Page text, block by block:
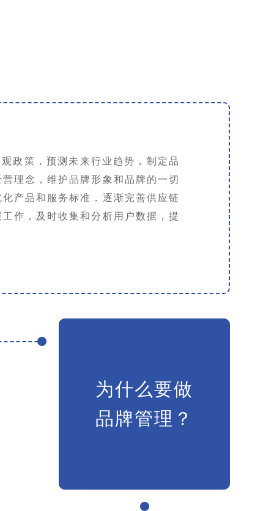
政策，预测未来行业趋势，制定品
理念，维护品牌形象和品牌的一切
产品和服务标准，逐渐完善供应链
作，及时收集和分析用户数据，提
为什么要做
品牌管理？